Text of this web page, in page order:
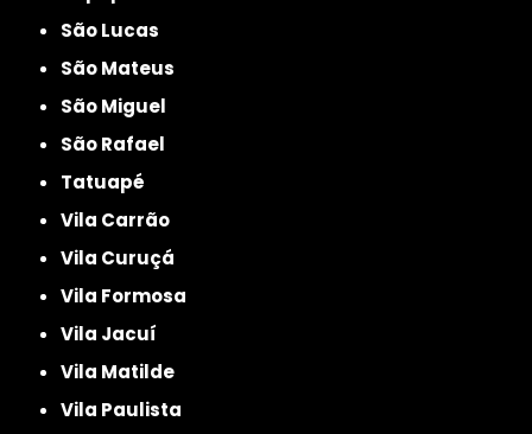
São Lucas
São Mateus
São Miguel
São Rafael
Tatuapé
Vila Carrão
Vila Curuçá
Vila Formosa
Vila Jacuí
Vila Matilde
Vila Paulista